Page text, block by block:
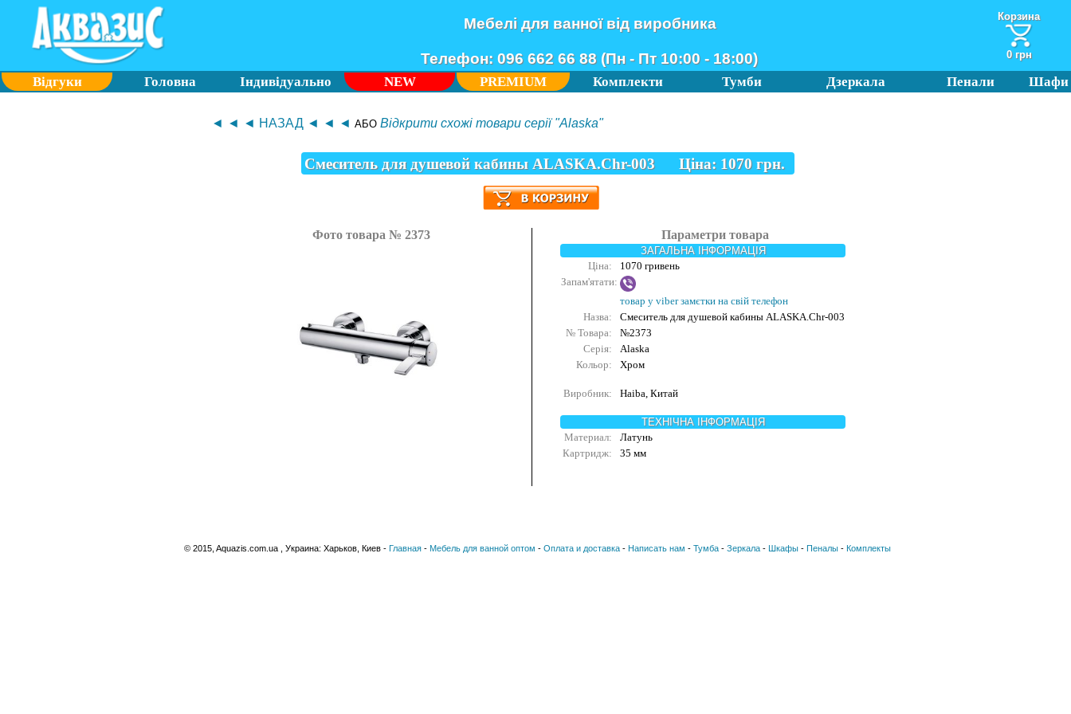
Мебелі для ванної від виробника
Телефон: 096 662 66 88 (Пн - Пт 10:00 - 18:00)
Корзина
0 грн
Відгуки Головна Індивідуально NEW PREMIUM Комплекти Тумби Дзеркала Пенали Шафи
◄ ◄ ◄ НАЗАД ◄ ◄ ◄ АБОВідкрити схожі товари серії "Alaska"
Смеситель для душевой кабины ALASKA.Chr-003 Ціна: 1070 грн.
Фото товара № 2373 Параметри товара
ЗАГАЛЬНА ІНФОРМАЦІЯ
Ціна:
1070 гривень
Запам'ятати:
товар у viber замєтки на свій телефон
Назва:
Смеситель для душевой кабины ALASKA.Chr-003
№ Товара:
№2373
Серія:
Alaska
Кольор:
Хром
Виробник: Haiba, Китай
ТЕХНІЧНА ІНФОРМАЦІЯ
Материал:
Латунь
Картридж:
35 мм
© 2015, Aquazis.com.ua , Украина: Харьков, Киев - Главная- Мебель для ванной оптом - Оплата и доставка- Написать нам - Тумба- Зеркала- Шкафы- Пеналы- Комплекты